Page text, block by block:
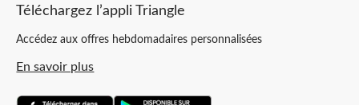
Téléchargez l’appli Triangle
Accédez aux offres hebdomadaires personnalisées
En savoir plus